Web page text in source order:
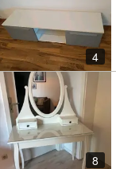
4
8